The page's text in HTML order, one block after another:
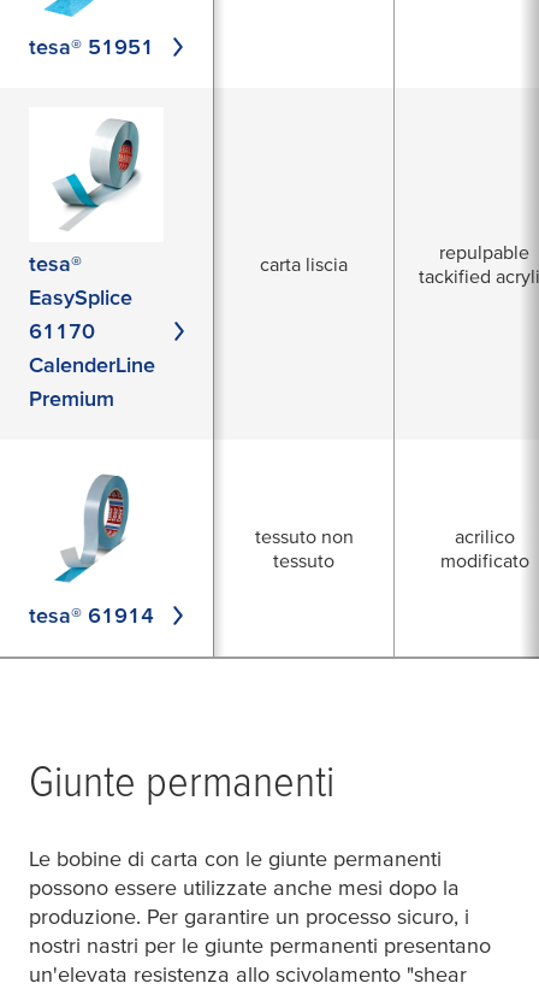
tesa® 51951
tesa®
EasySplice
61170
CalenderLine
Premium
carta liscia
repulpable
tackified
tesa® 61914
tessuto non
tessuto
acrilico
modificato
Giunte permanenti
Le bobine di carta con le giunte permanenti
possono essere utilizzate anche mesi dopo la
produzione. Per garantire un processo sicuro, i
nostri nastri per le giunte permanenti presentano
un'elevata resistenza allo scivolamento "shear